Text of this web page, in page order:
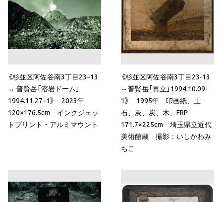
《杉並区阿佐谷南3丁目23–13
↔ 普賢岳「溶岩ドーム」
1994.11.27–1》 2023年
120×176.5cm インクジェッ
トプリント・アルミマウント
《杉並区阿佐谷南3丁目23-13
～普賢岳「再立」1994.10.09-
1》 1995年 印画紙、土
石、灰、炭、木、FRP
171.7×225cm 埼玉県立近代
美術館蔵 撮影：いしかわみ
ちこ